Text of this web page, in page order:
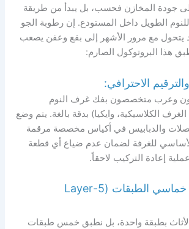
جودة المخازن فحسب، بل يبدأ من طريقة
للنوم الطويل داخل المستودع. إن رطوبة الجو
يتحول مع مرور الأشهر إلى بقع وعفن يصعب
هذا البروتوكول الصارم:
وعرب متخصصون بفك غرف النوم
الكلاسيكية، وايكيا) بدقة بالغة. يتم وضع
والدبابيس في أكياس مخصصة مرقمة
للغرفة لضمان عدم ضياع أي قطعة
إعادة التركيب لاحقاً.
2. نظام التغليف خماسي الطبقات (5-Layer
بطبقة واحدة، بل نطبق خمس طبقات